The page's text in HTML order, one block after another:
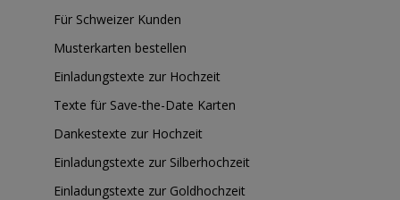
Für Schweizer Kunden
Musterkarten bestellen
Einladungstexte zur Hochzeit
Texte für Save-the-Date Karten
Dankestexte zur Hochzeit
Einladungstexte zur Silberhochzeit
Einladungstexte zur Goldhochzeit